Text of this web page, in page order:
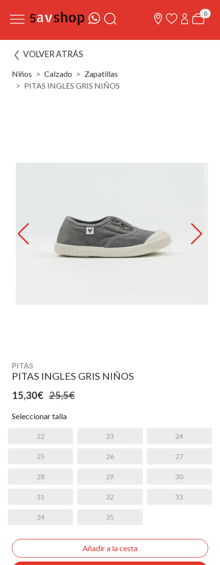
0
VOLVER ATRÁS
Niños Calzado
Zapatillas
PITAS INGLES GRIS NIÑOS
PITAS
PITAS INGLES GRIS NIÑOS
15,30€ 25,5€
Seleccionar talla
22 23 24
25 26 27
28 29 30
31 32 33
34 35